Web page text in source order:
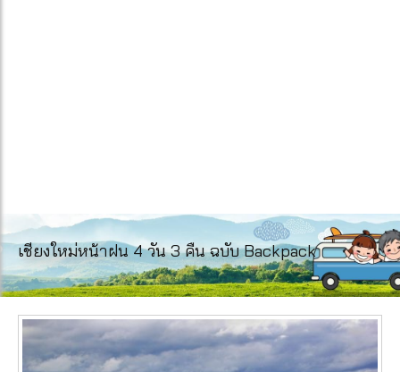
เชียงใหม่หน้าฝน 4 วัน 3 คืน ฉบับ Backpack